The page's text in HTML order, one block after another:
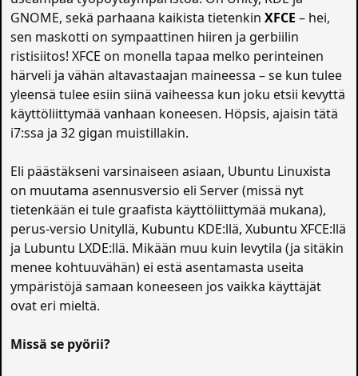
GNOME, sekä parhaana kaikista tietenkinXFCE – hei,
sen maskotti on sympaattinen hiiren ja gerbiilin
ristisiitos! XFCE on monella tapaa melko perinteinen
härveli ja vähän altavastaajan maineessa – se kun tulee
yleensä tulee esiin siinä vaiheessa kun joku etsii kevyttä
käyttöliittymää vanhaan koneesen. Höpsis, ajaisin tätä
i7:ssa ja 32 gigan muistillakin.
Eli päästäkseni varsinaiseen asiaan, Ubuntu Linuxista
on muutama asennusversio eli Server (missä nyt
tietenkään ei tule graafista käyttöliittymää mukana),
perus-versio Unityllä, Kubuntu KDE:llä, Xubuntu XFCE:llä
ja Lubuntu LXDE:llä. Mikään muu kuin levytila (ja sitäkin
menee kohtuuvähän) ei estä asentamasta useita
ympäristöjä samaan koneeseen jos vaikka käyttäjät
ovat eri mieltä.
Missä se pyörii?